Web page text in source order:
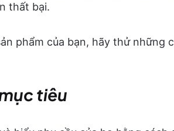
thất bại.
phẩm của bạn, hãy thử những
tiêu